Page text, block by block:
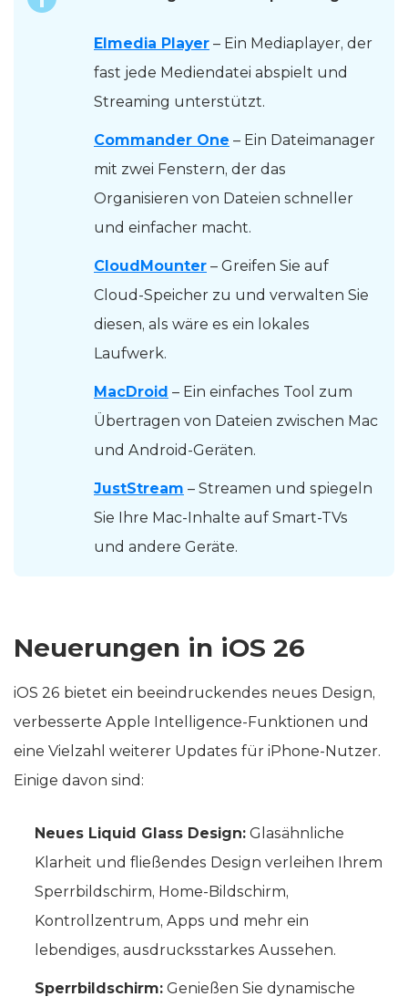
Elmedia Player – Ein Mediaplayer, der
fast jede Mediendatei abspielt und
Streaming unterstützt.
Commander One – Ein Dateimanager
mit zwei Fenstern, der das
Organisieren von Dateien schneller
und einfacher macht.
CloudMounter – Greifen Sie auf
Cloud-Speicher zu und verwalten Sie
diesen, als wäre es ein lokales
Laufwerk.
MacDroid – Ein einfaches Tool zum
Übertragen von Dateien zwischen Mac
und Android-Geräten.
JustStream – Streamen und spiegeln
Sie Ihre Mac-Inhalte auf Smart-TVs
und andere Geräte.
Neuerungen in iOS 26
iOS 26 bietet ein beeindruckendes neues Design,
verbesserte Apple Intelligence-Funktionen und
eine Vielzahl weiterer Updates für iPhone-Nutzer.
Einige davon sind:
Neues Liquid Glass Design: Glasähnliche
Klarheit und fließendes Design verleihen Ihrem
Sperrbildschirm, Home-Bildschirm,
Kontrollzentrum, Apps und mehr ein
lebendiges, ausdrucksstarkes Aussehen.
Sperrbildschirm: Genießen Sie dynamische